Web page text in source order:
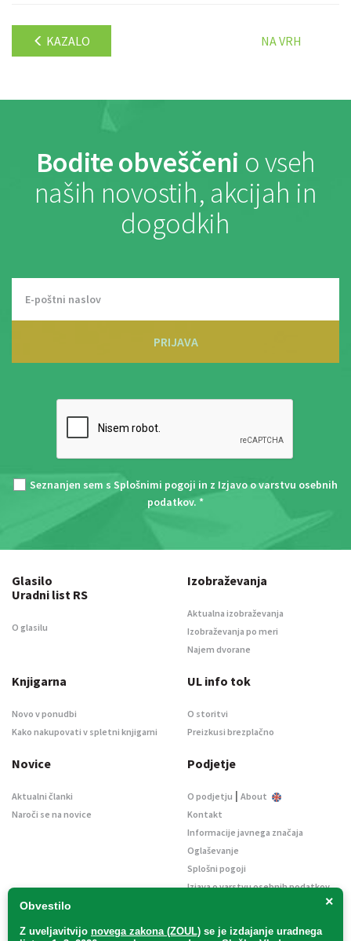
KAZALO NA VRH
Bodite obveščeni o vseh
naših novostih, akcijah in
dogodkih
PRIJAVA
Seznanjen sem s Splošnimi pogoji in z Izjavo o varstvu osebnih
podatkov. *
×
Obvestilo
Z uveljavitvijo novega zakona (ZOUL) se je izdajanje uradnega
Glasilo
Uradni list RS
O glasilu
Izobraževanja
Aktualna izobraževanja
Izobraževanja po meri
Najem dvorane
Knjigarna
Novo v ponudbi
Kako nakupovati v spletni knjigarni
UL info tok
O storitvi
Preizkusi brezplačno
Novice
Aktualni članki
Naroči se na novice
Podjetje
O podjetju | About
Kontakt
Informacije javnega značaja
Oglaševanje
Splošni pogoji
Izjava o varstvu osebnih podatkov